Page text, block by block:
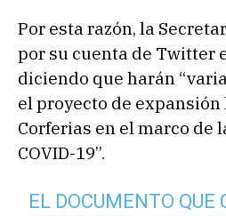
Por esta razón, la
por su cuenta de Twitter
diciendo que harán
el proyecto de
Corferias en el marco de
COVID-19”.
EL DOCUMENTO QUE